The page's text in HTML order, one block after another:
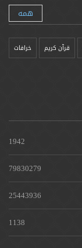
همه
قرآن کریم خرافات
1942
79830279
25443936
1138